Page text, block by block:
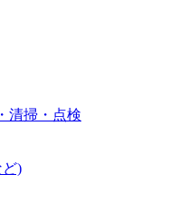
清掃・点検
)